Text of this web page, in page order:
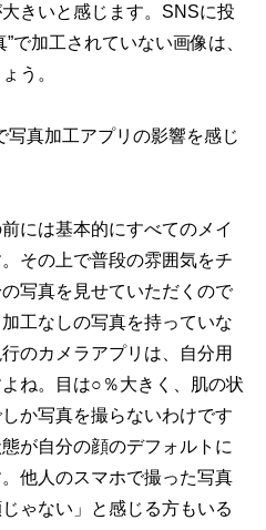
きいと感じます。SNSに投
で加工されていない画像は、
う。
真加工アプリの影響を感じ
には基本的にすべてのメイ
その上で普段の雰囲気をチ
写真を見せていただくので
工なしの写真を持っていな
のカメラアプリは、自分用
ね。目は○％大きく、肌の状
か写真を撮らないわけです
が自分の顔のデフォルトに
他人のスマホで撮った写真
ゃない」と感じる方もいる